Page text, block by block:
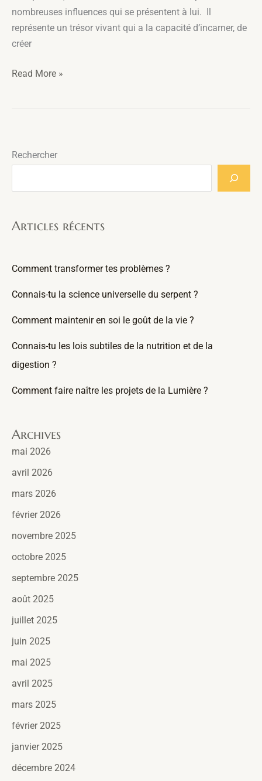
nombreuses influences qui se présentent à lui. Il
représente un trésor vivant qui a la capacité d’incarner, de
créer
Connais-
la
réussite
Read More »
Rechercher
Articles récents
Comment transformer tes problèmes ?
Connais-tu la science universelle du serpent ?
Comment maintenir en soi le goût de la vie ?
Connais-tu les lois subtiles de la nutrition et de la
digestion ?
Comment faire naître les projets de la Lumière ?
Archives
mai 2026
avril 2026
mars 2026
février 2026
novembre 2025
octobre 2025
septembre 2025
août 2025
juillet 2025
juin 2025
mai 2025
avril 2025
mars 2025
février 2025
janvier 2025
décembre 2024